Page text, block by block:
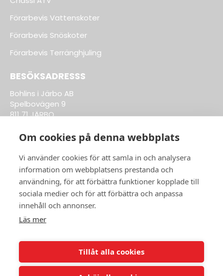
Om cookies på denna webbplats
Vi använder cookies för att samla in och analysera
information om webbplatsens prestanda och
användning, för att förbättra funktioner kopplade till
sociala medier och för att förbättra och anpassa
innehåll och annonser.
Läs mer
Tillåt alla cookies
Förarbevis Vattenskoter
Förarbevis Snöskoter
Förarbevis Terränghjuling
BESÖKSADRESSS
Bohlins i Järbo AB
Spelbovägen 9
811 71 JÄRBO
ÖPPETTIDER BUTIK:
Vardagar 8-17
ÖPPETTIDER VERKSTAD:
info@bohlinsab.se